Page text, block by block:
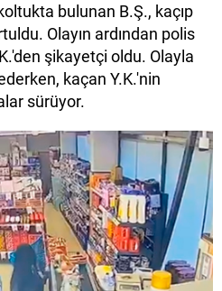
bulunan B.Ş., kaçıp
Olayın ardından polis
şikayetçi oldu. Olayla
kaçan Y.K.'nin
sürüyor.